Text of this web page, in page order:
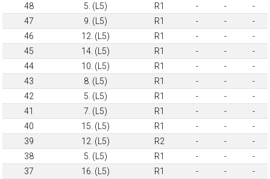
48
5. (L5) R1 - -
-
47
9. (L5) R1 - -
-
46
12. (L5) R1 - -
-
45
14. (L5) R1 - -
-
44
10. (L5) R1 - -
-
43
8. (L5) R1 - -
-
42
5. (L5) R1 - -
-
41
7. (L5) R1 - -
-
40
15. (L5) R1 - -
-
39
12. (L5) R2 - -
-
38
5. (L5) R1 - -
-
37
16. (L5) R1 - -
-